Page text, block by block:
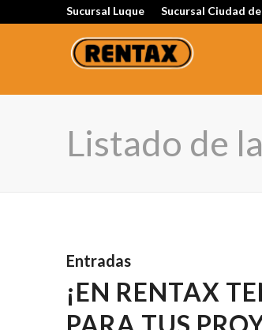
Sucursal Luque Sucursal Ciudad
Listado de
Entradas
¡EN RENTAX